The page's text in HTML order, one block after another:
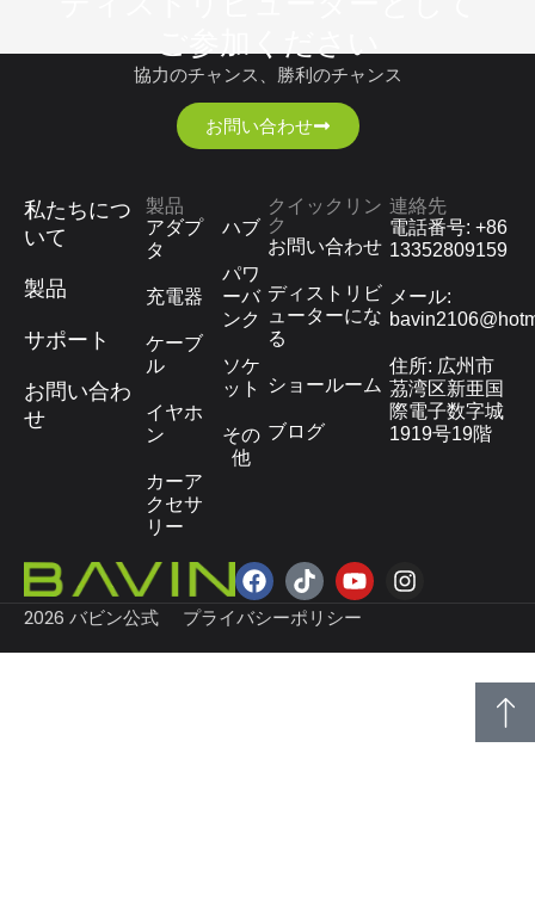
協力のチャンス、勝利のチャンス
お問い合わせ
私たちにつ
いて
製品
サポート
お問い合わ
せ
製品
アダプ
タ
充電器
ケーブ
ル
イヤホ
ン
カーア
クセサ
リー
ハブ
パワ
ーバ
ンク
ソケ
ット
その
他
クイックリン
ク
お問い合わせ
ディストリビ
ューターにな
る
ショールーム
ブログ
連絡先
電話番号: +86
13352809159
メール:
住所: 広州市
茘湾区新亜国
際電子数字城
1919号19階
2026 バビン公式 プライバシーポリシー